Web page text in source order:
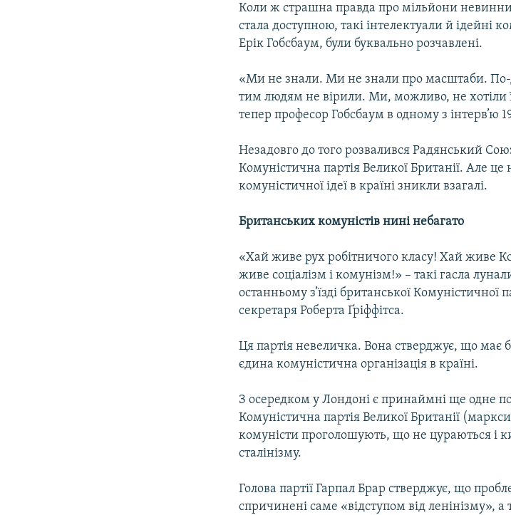
Коли ж страшна правда про мільйони
стала доступною, такі інтелектуали й ідейні
Ерік Гобсбаум, були буквально розчавлені.
«Ми не знали. Ми не знали про масштаби. По-
тим людям не вірили. Ми, можливо, не хотіли
тепер професор Гобсбаум в одному з інтерв’ю
Незадовго до того розвалився Радянський
Комуністична партія Великої Британії. Але
комуністичної ідеї в країні зникли взагалі.
Британських комуністів нині небагато
«Хай живе рух робітничого класу! Хай живе
живе соціалізм і комунізм!» – такі гасла
останньому з’їзді британської Комуністичної
секретаря Роберта Ґріффітса.
Ця партія невеличка. Вона стверджує, що має
єдина комуністична організація в країні.
З осередком у Лондоні є принаймні ще одне
Комуністична партія Великої Британії
комуністи проголошують, що не цураються і
сталінізму.
Голова партії Гарпал Брар стверджує, що
спричинені саме «відступом від ленінізму»,